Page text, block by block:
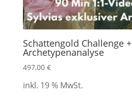
Schattengold Challenge +
Archetypenanalyse
497,00 €
inkl. 19 % MwSt.